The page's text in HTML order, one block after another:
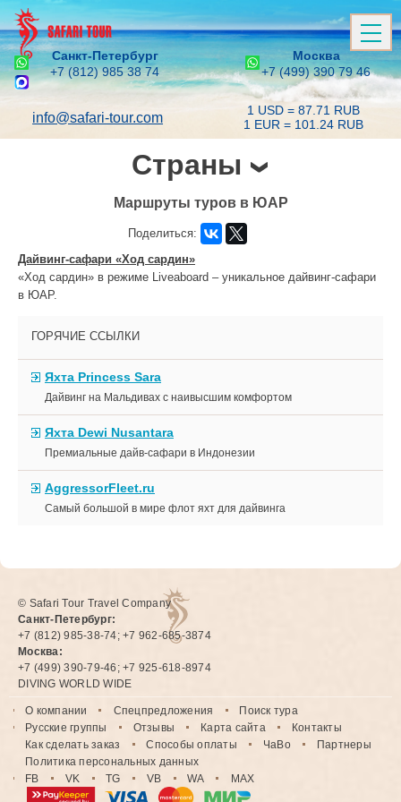
Санкт-Петербург
+7 (812) 985 38 74
Москва
+7 (499) 390 79 46
info@safari-tour.com
1 USD = 87.71 RUB
1 EUR = 101.24 RUB
Страны
Маршруты туров в ЮАР
Поделиться:
ГОРЯЧИЕ ССЫЛКИ
Яхта Princess Sara
Дайвинг на Мальдивах с наивысшим комфортом
Яхта Dewi Nusantara
Премиальные дайв-сафари в Индонезии
AggressorFleet.ru
Самый большой в мире флот яхт для дайвинга
Дайвинг-сафари «Ход сардин»
«Ход сардин» в режиме Liveaboard – уникальное дайвинг-сафари
в ЮАР.
© Safari Tour Travel Company
Санкт-Петербург:
+7 (812) 985-38-74; +7 962-685-3874
Москва:
+7 (499) 390-79-46; +7 925-618-8974
DIVING WORLD WIDE
О компании Спецпредложения
Поиск тура
Русские группы
Отзывы Карта сайта
Контакты
Как сделать заказ
Способы оплаты ЧаВо
Партнеры
Политика персональных данных
FB
VK TG VB WA MAX